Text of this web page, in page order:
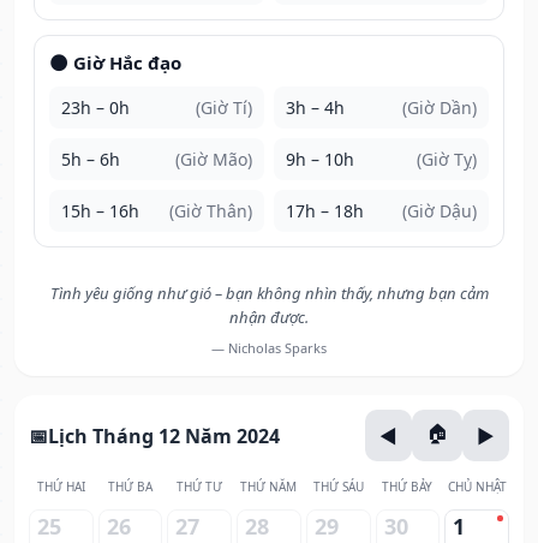
🌑 Giờ Hắc đạo
23h – 0h (Giờ Tí) 3h – 4h (Giờ Dần)
5h – 6h (Giờ Mão) 9h – 10h (Giờ Tỵ)
15h – 16h (Giờ Thân) 17h – 18h (Giờ Dậu)
Tình yêu giống như gió – bạn không nhìn thấy, nhưng bạn cảm
nhận được.
— Nicholas Sparks
Lịch Tháng 12 Năm 2024
THỨ HAI THỨ BA THỨ TƯ THỨ NĂM THỨ SÁU THỨ BẢY CHỦ NHẬT
25 26 27 28 29 30 1